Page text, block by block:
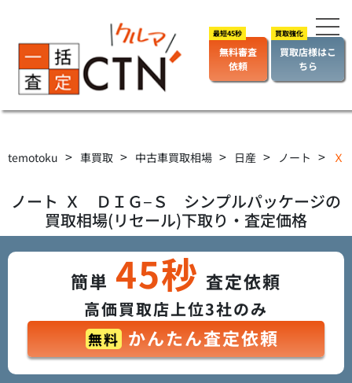
無料審査
依頼
買取店様はこ
ちら
temotoku > 車買取 > 中古車買取相場 > 日産 > ノート > Ｘ
ノート Ｘ ＤＩＧ−Ｓ シンプルパッケージの
買取相場(リセール)下取り・査定価格
簡単 45秒 査定依頼
高価買取店上位3社のみ
無料 かんたん査定依頼